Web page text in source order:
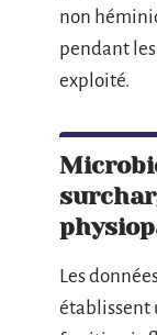
non
pendant
exploité.
Les
établissent